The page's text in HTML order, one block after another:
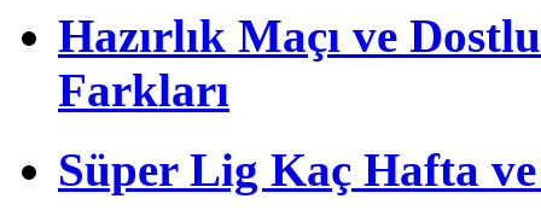
Hazırlık Maçı ve
Farkları
Süper Lig Kaç Hafta